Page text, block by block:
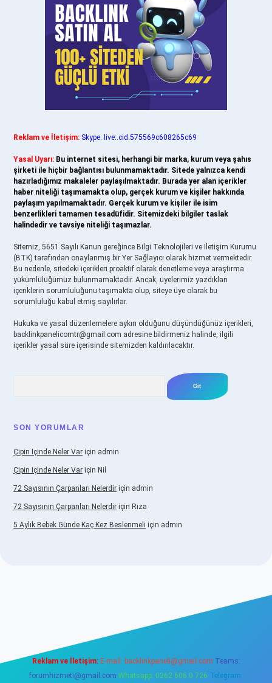
Reklam ve İletişim: Skype: live:.cid.575569c608265c69
Yasal Uyarı: Bu internet sitesi, herhangi bir marka, kurum veya şahıs
şirketi ile hiçbir bağlantısı bulunmamaktadır. Sitede yalnızca kendi
hazırladığımız makaleler paylaşılmaktadır. Burada yer alan içerikler
haber niteliği taşımamakta olup, gerçek kurum ve kişiler hakkında
paylaşım yapılmamaktadır. Gerçek kurum ve kişiler ile isim
benzerlikleri tamamen tesadüfidir. Sitemizdeki bilgiler taslak
halindedir ve tavsiye niteliği taşımazlar.
Sitemiz, 5651 Sayılı Kanun gereğince Bilgi Teknolojileri ve İletişim Kurumu
(BTK) tarafından onaylanmış bir Yer Sağlayıcı olarak hizmet vermektedir.
Bu nedenle, sitedeki içerikleri proaktif olarak denetleme veya araştırma
yükümlülüğümüz bulunmamaktadır. Ancak, üyelerimiz yazdıkları
içeriklerin sorumluluğunu taşımakta olup, siteye üye olarak bu
sorumluluğu kabul etmiş sayılırlar.
Hukuka ve yasal düzenlemelere aykırı olduğunu düşündüğünüz içerikleri,
backlinkpanelicomtr@gmail.com adresine bildirmeniz halinde, ilgili
içerikler yasal süre içerisinde sitemizden kaldırılacaktır.
SON YORUMLAR
Çipin Içinde Neler Var için admin
Çipin Içinde Neler Var için Nil
72 Sayısının Çarpanları Nelerdir için admin
72 Sayısının Çarpanları Nelerdir için Rıza
5 Aylık Bebek Günde Kaç Kez Beslenmeli için admin
Reklam ve İletişim: E-mail: backlinkpaneli@gmail.com Teams:
forumhizmeti@gmail.com Whatsapp: 0262 606 0 726 Telegram: